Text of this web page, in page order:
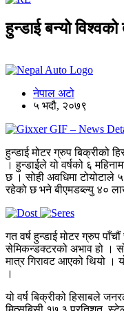
हुन्डाई बन्यो
नेपाल अटो
५ भदौ, २०७९
हुन्डाई मोटर ग्रुप बिक्रीको
। हुन्डाईले यो वर्षको ६
छ । सोही अवधिमा टोयोटाले
रहेको छ भने बीएमडब्ल्यु ४०
गत वर्ष हुन्डाई मोटर ग्रुप
सेमिकन्डक्टरको अभाव हो ।
मात्र गिरावट आएको थियो ।
।
यो वर्ष बिक्रीको हिसाबले